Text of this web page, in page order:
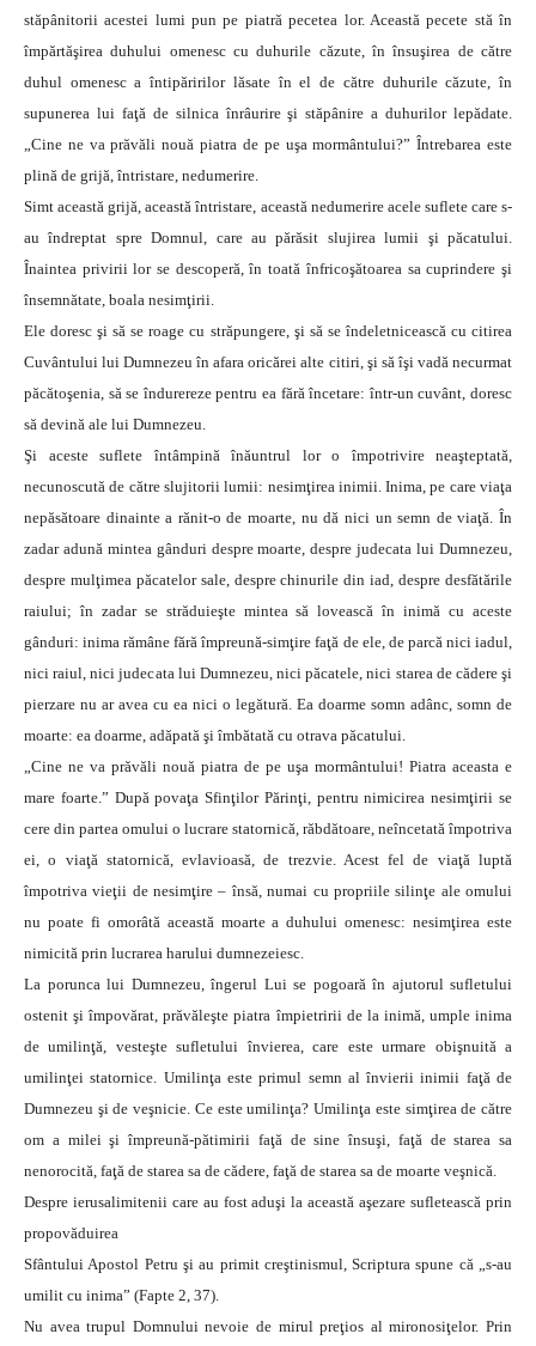
stăpânitorii acestei lumi pun pe piatră pecetea lor. Această pecete stă în
împărtăşirea duhului omenesc cu duhurile căzute, în însuşirea de către
duhul omenesc a întipăririlor lăsate în el de către duhurile căzute, în
supunerea lui faţă de silnica înrâurire şi stăpânire a duhurilor lepădate.
„Cine ne va prăvăli nouă piatra de pe uşa mormântului?” Întrebarea este
plină de grijă, întristare, nedumerire.
Simt această grijă, această întristare, această nedumerire acele suflete care s-
au îndreptat spre Domnul, care au părăsit slujirea lumii şi păcatului.
Înaintea privirii lor se descoperă, în toată înfricoşătoarea sa cuprindere şi
însemnătate, boala nesimţirii.
Ele doresc şi să se roage cu străpungere, şi să se îndeletnicească cu citirea
Cuvântului lui Dumnezeu în afara oricărei alte citiri, şi să îşi vadă necurmat
păcătoşenia, să se îndurereze pentru ea fără încetare: într-un cuvânt, doresc
să devină ale lui Dumnezeu.
Şi aceste suflete întâmpină înăuntrul lor o împotrivire neaşteptată,
necunoscută de către slujitorii lumii: nesimţirea inimii. Inima, pe care viaţa
nepăsătoare dinainte a rănit-o de moarte, nu dă nici un semn de viaţă. În
zadar adună mintea gânduri despre moarte, despre judecata lui Dumnezeu,
despre mulţimea păcatelor sale, despre chinurile din iad, despre desfătările
raiului; în zadar se străduieşte mintea să lovească în inimă cu aceste
gânduri: inima rămâne fără împreună-simţire faţă de ele, de parcă nici iadul,
nici raiul, nici judecata lui Dumnezeu, nici păcatele, nici starea de cădere şi
pierzare nu ar avea cu ea nici o legătură. Ea doarme somn adânc, somn de
moarte: ea doarme, adăpată şi îmbătată cu otrava păcatului.
„Cine ne va prăvăli nouă piatra de pe uşa mormântului! Piatra aceasta e
mare foarte.” După povaţa Sfinţilor Părinţi, pentru nimicirea nesimţirii se
cere din partea omului o lucrare statornică, răbdătoare, neîncetată împotriva
ei, o viaţă statornică, evlavioasă, de trezvie. Acest fel de viaţă luptă
împotriva vieţii de nesimţire – însă, numai cu propriile silinţe ale omului
nu poate fi omorâtă această moarte a duhului omenesc: nesimţirea este
nimicită prin lucrarea harului dumnezeiesc.
La porunca lui Dumnezeu, îngerul Lui se pogoară în ajutorul sufletului
ostenit şi împovărat, prăvăleşte piatra împietririi de la inimă, umple inima
de umilinţă, vesteşte sufletului învierea, care este urmare obişnuită a
umilinţei statornice. Umilinţa este primul semn al învierii inimii faţă de
Dumnezeu şi de veşnicie. Ce este umilinţa? Umilinţa este simţirea de către
om a milei şi împreună-pătimirii faţă de sine însuşi, faţă de starea sa
nenorocită, faţă de starea sa de cădere, faţă de starea sa de moarte veşnică.
Despre ierusalimitenii care au fost aduşi la această aşezare sufletească prin
propovăduirea
Sfântului Apostol Petru şi au primit creştinismul, Scriptura spune că „s-au
umilit cu inima” (Fapte 2, 37).
Nu avea trupul Domnului nevoie de mirul preţios al mironosiţelor. Prin